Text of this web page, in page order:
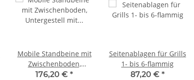
Mobile Standbeine mit
Zwischenboden,
Untergestell mit Griffen
176,20 € *
Seitenablagen für Grills
1- bis 6-flammig
87,20 € *